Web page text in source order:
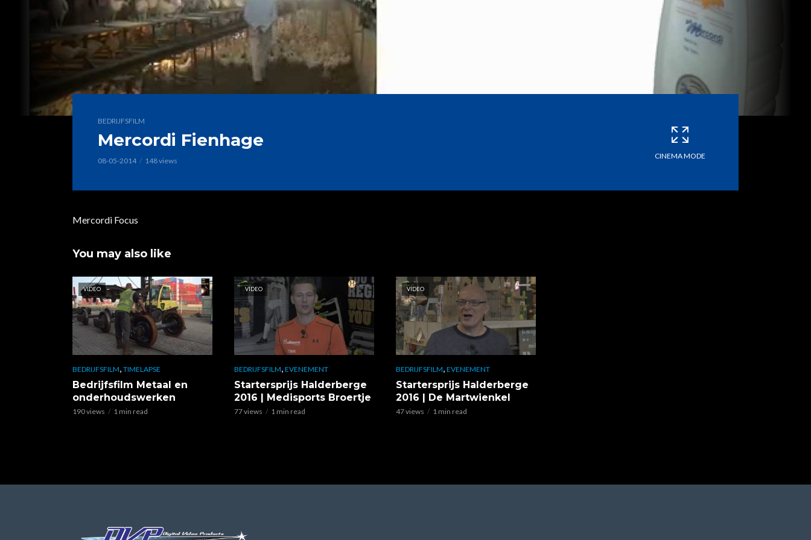
BEDRIJFSFILM
Mercordi Fienhage
08-05-2014 148 views
CINEMA MODE
Mercordi Focus
You may also like
VIDEO
BEDRIJFSFILM, TIMELAPSE
Bedrijfsfilm Metaal en
onderhoudswerken
190 views 1 min read
VIDEO
BEDRIJFSFILM, EVENEMENT
Startersprijs Halderberge
2016 | Medisports Broertje
77 views 1 min read
VIDEO
BEDRIJFSFILM, EVENEMENT
Startersprijs Halderberge
2016 | De Martwienkel
47 views 1 min read